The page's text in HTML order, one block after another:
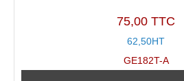
75,00 TTC
62,50HT
GE182T-A